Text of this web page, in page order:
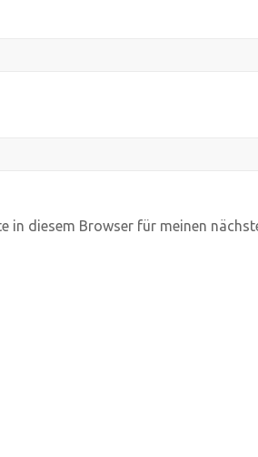
in diesem Browser für meinen